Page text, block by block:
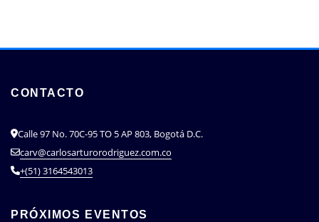
CONTACTO
Calle 97 No. 70C-95 TO 5 AP 803, Bogotá D.C.
carv@carlosarturorodriguez.com.co
+(51) 3164543013
PRÓXIMOS EVENTOS